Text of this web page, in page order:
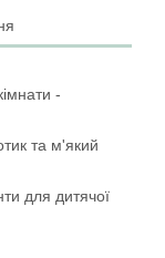
-
та м'який
для дитячої